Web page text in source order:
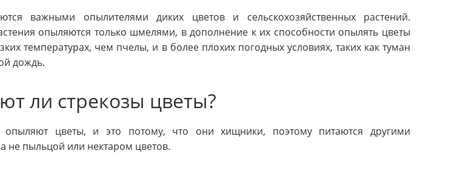
важными опылителями диких цветов и сельскохозяйственных растений.
опыляются только шмелями, в дополнение к их способности опылять цветы
температурах, чем пчелы, и в более плохих погодных условиях, таких как туман
дождь.
ли стрекозы цветы?
опыляют цветы, и это потому, что они хищники, поэтому питаются другими
не пыльцой или нектаром цветов.